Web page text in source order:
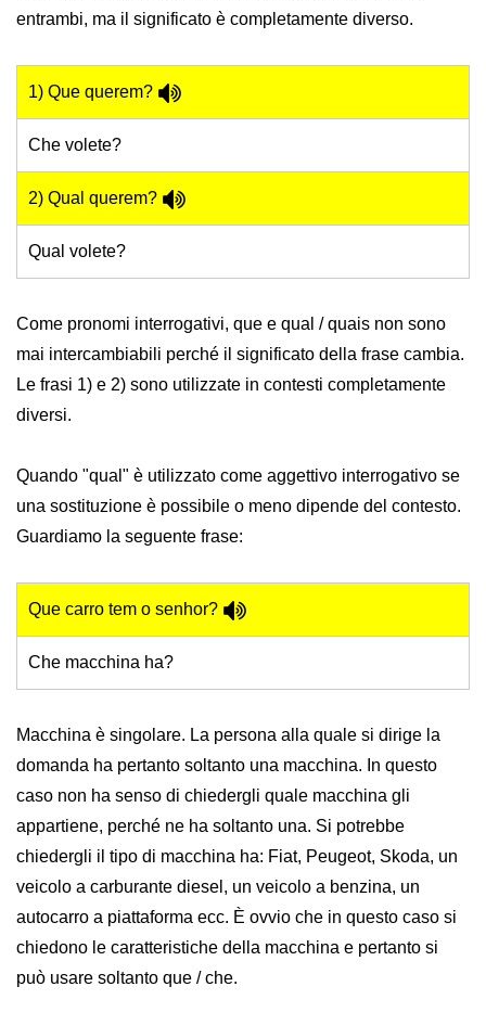
entrambi, ma il significato è completamente diverso.
1) Que querem?
Che volete?
2) Qual querem?
Qual volete?
Come pronomi interrogativi, que e qual / quais non sono
mai intercambiabili perché il significato della frase cambia.
Le frasi 1) e 2) sono utilizzate in contesti completamente
diversi.
Quando "qual" è utilizzato come aggettivo interrogativo se
una sostituzione è possibile o meno dipende del contesto.
Guardiamo la seguente frase:
Que carro tem o senhor?
Che macchina ha?
Macchina è singolare. La persona alla quale si dirige la
domanda ha pertanto soltanto una macchina. In questo
caso non ha senso di chiedergli quale macchina gli
appartiene, perché ne ha soltanto una. Si potrebbe
chiedergli il tipo di macchina ha: Fiat, Peugeot, Skoda, un
veicolo a carburante diesel, un veicolo a benzina, un
autocarro a piattaforma ecc. È ovvio che in questo caso si
chiedono le caratteristiche della macchina e pertanto si
può usare soltanto que / che.